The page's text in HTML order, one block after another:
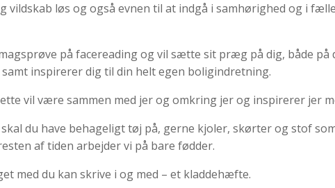
vildskab løs og også evnen til at indgå i samhørighed og i
på facereading og vil sætte sit præg på dig, både
inspirerer dig til din helt egen boligindretning.
vil være sammen med jer og omkring jer og inspirerer jer
du have behageligt tøj på, gerne kjoler, skørter og stof
af tiden arbejder vi på bare fødder.
med du kan skrive i og med – et kladdehæfte.